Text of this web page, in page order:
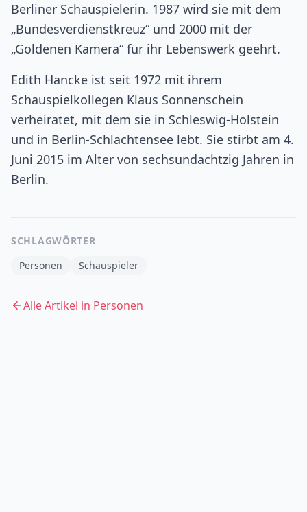
Berliner Schauspielerin. 1987 wird sie mit dem
„Bundesverdienstkreuz“ und 2000 mit der
„Goldenen Kamera“ für ihr Lebenswerk geehrt.
Edith Hancke ist seit 1972 mit ihrem
Schauspielkollegen Klaus Sonnenschein
verheiratet, mit dem sie in Schleswig-Holstein
und in Berlin-Schlachtensee lebt. Sie stirbt am 4.
Juni 2015 im Alter von sechsundachtzig Jahren in
Berlin.
SCHLAGWÖRTER
Personen
Schauspieler
Alle Artikel in Personen